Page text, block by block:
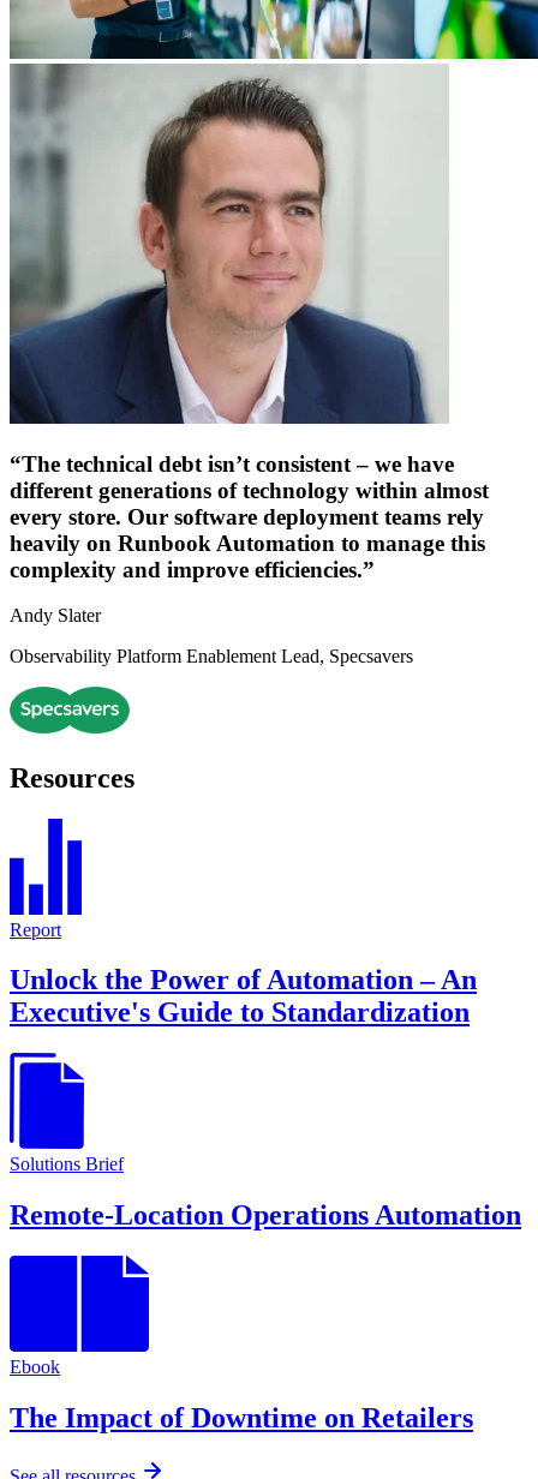
“The technical debt isn’t consistent – we have
different generations of technology within almost
every store. Our software deployment teams rely
heavily on Runbook Automation to manage this
complexity and improve efficiencies.”
Andy Slater
Observability Platform Enablement Lead, Specsavers
Resources
Report
Unlock the Power of Automation – An
Executive's Guide to Standardization
Solutions Brief
Remote-Location Operations Automation
Ebook
The Impact of Downtime on Retailers